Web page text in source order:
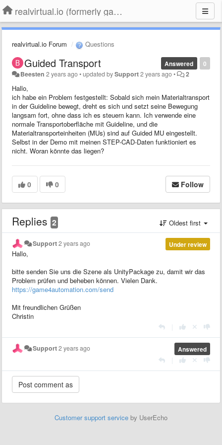
realvirtual.io (formerly game4automation)
realvirtual.io Forum Questions
0
Answered
Guided Transport
Beesten 2 years ago•updated bySupport2 years ago• 2
Hallo,
ich habe ein Problem festgestellt: Sobald sich mein Materialtransport
in der Guideline bewegt, dreht es sich und setzt seine Bewegung
langsam fort, ohne dass ich es steuern kann. Ich verwende eine
normale Transportoberfläche mit Guideline, und die
Materialtransporteinheiten (MUs) sind auf Guided MU eingestellt.
Selbst in der Demo mit meinen STEP-CAD-Daten funktioniert es
nicht. Woran könnte das liegen?
0 0 Follow
Replies 2 Oldest first
Under review
Support2 years ago
Hallo,
bitte senden Sie uns die Szene als UnityPackage zu, damit wir das
Problem prüfen und beheben können. Vielen Dank.
https://game4automation.com/send
Mit freundlichen Grüßen
Christin
Answered
Support2 years ago
Customer support service by UserEcho